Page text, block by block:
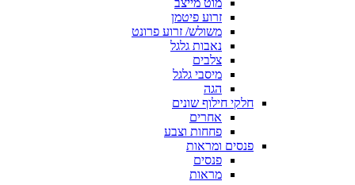
מוט מייצב
זרוע פיטמן
משולש/ זרוע פרונט
נאבות גלגל
צלבים
מיסבי גלגל
הגה
חלקי חילוף שונים
אחרים
פחחות וצבע
פנסים ומראות
פנסים
מראות